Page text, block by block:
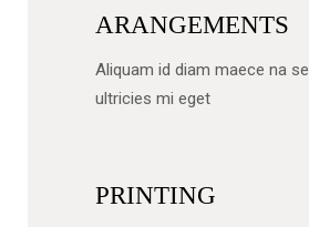
ARANGEMENTS
Aliquam id diam maece na se
ultricies mi eget
PRINTING